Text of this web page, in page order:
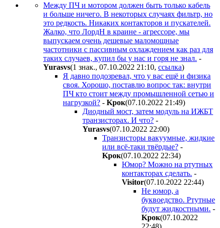
Между ПЧ и мотором должен быть только кабель
и больше ничего. В некоторых случаях фильтр, но
это редкость. Никаких контакторов и пускателей.
Жалко, что ЛордН в краине - агрессоре, мы
выпускаем очень дешевые маломощные
частотники с пассивным охлаждением как раз для
таких случаев, купил бы у нас и горя не знал. -
Yurasvs(1 знак., 07.10.2022 21:10, ссылка)
Я давно подозревал, что у вас ещё и физика
своя. Хорошо, поставлю вопрос так: внутри
ПЧ кто стоит между промышленной сетью и
нагрузкой? - Kpoк(07.10.2022 21:49)
Диодный мост, затем модуль на ИЖБТ
транзисторах. И что? -
Yurasvs(07.10.2022 22:00)
Транзисторы вакуумные, жидкие
или всё-таки твёрдые? -
Kpoк(07.10.2022 22:34)
Юмор? Можно на ртутных
контакторах сделать. -
Visitor(07.10.2022 22:44)
Не юмор, а
буквоедство. Ртутные
будут жидкостными. -
Kpoк(07.10.2022
22:48)